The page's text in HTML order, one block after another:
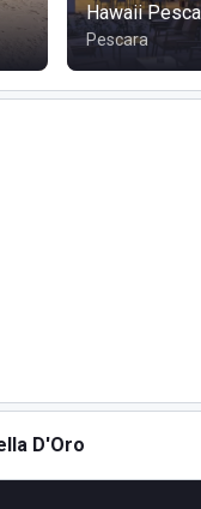
essere
in auto o
trova a breve
una
senza
Hawaii
Pescara
D'Oro